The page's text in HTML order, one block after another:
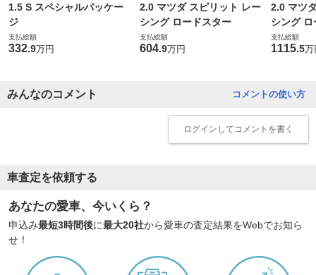
1.5 S スペシャルパッケー
ジ
支払総額
332.9万円
2.0 マツダ スピリット レー
シング ロードスター
支払総額
604.9万円
2.0 マツ
シング
支払総額
1115.5万
コメントの使い方
みんなのコメント
ログイン してコメントを書く
車査定を依頼する
あなたの愛車、今いくら？
申込み最短3時間後に最大20社から愛車の査定結果をWebでお知ら
せ！